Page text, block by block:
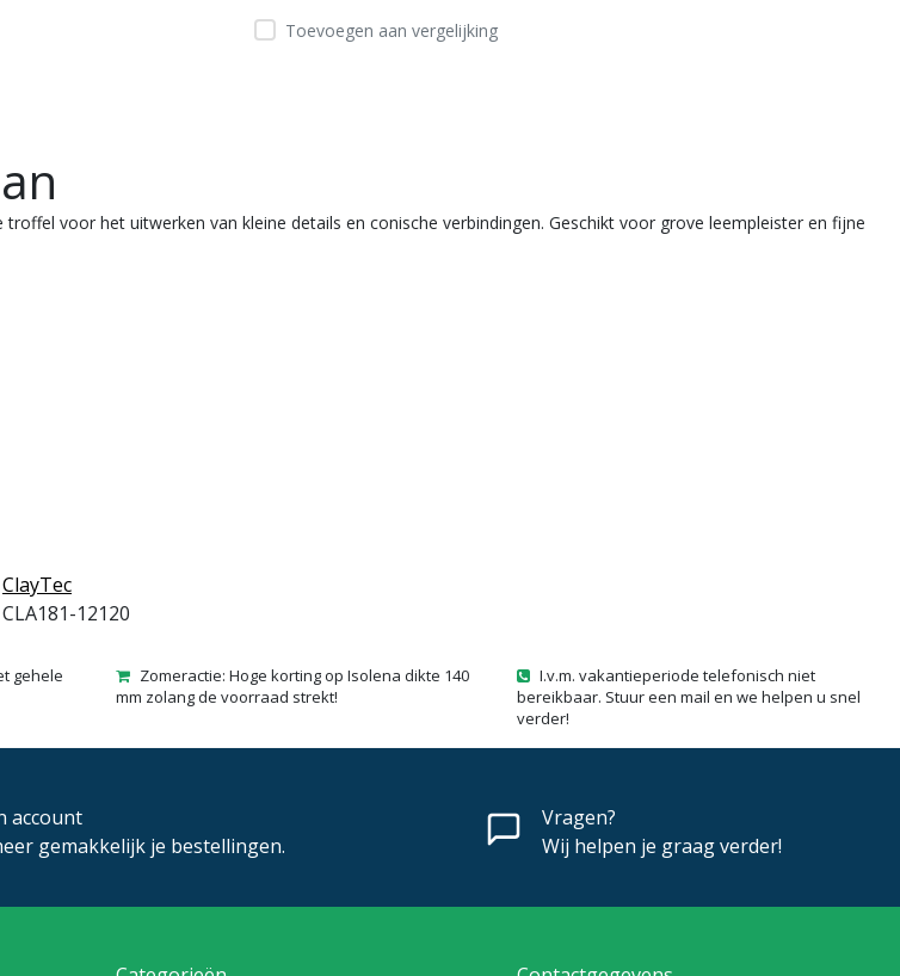
Toevoegen aan vergelijking
voor het uitwerken van kleine details en conische verbindingen. Geschikt voor grove leempleister en fijne
ClayTec
CLA181-12120
gehele
Zomeractie: Hoge korting op Isolena dikte 140
mm zolang de voorraad strekt!
I.v.m. vakantieperiode telefonisch niet
bereikbaar. Stuur een mail en we helpen u snel
verder!
account
gemakkelijk je bestellingen.
Vragen?
Wij helpen je graag verder!